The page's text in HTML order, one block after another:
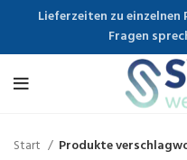
Start
Produkte
Lieferzeiten zu
Fragen